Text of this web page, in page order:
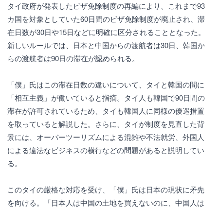
タイ政府が発表したビザ免除制度の再編により、これまで93
カ国を対象としていた60日間のビザ免除制度が廃止され、滞
在日数が30日や15日などに明確に区分されることとなった。
新しいルールでは、日本と中国からの渡航者は30日、韓国か
らの渡航者は90日の滞在が認められる。
「僕」氏はこの滞在日数の違いについて、タイと韓国の間に
「相互主義」が働いていると指摘。タイ人も韓国で90日間の
滞在が許可されているため、タイも韓国人に同様の優遇措置
を取っていると解説した。さらに、タイが制度を見直した背
景には、オーバーツーリズムによる混雑や不法就労、外国人
による違法なビジネスの横行などの問題があると説明してい
る。
このタイの厳格な対応を受け、「僕」氏は日本の現状に矛先
を向ける。「日本人は中国の土地を買えないのに、中国人は